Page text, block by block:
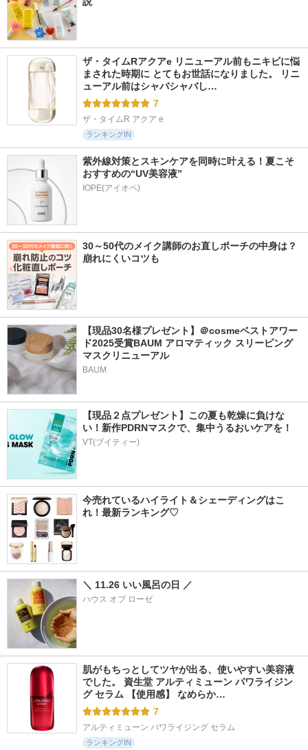
ザ・タイムRアクアe リニューアル前もニキビに悩
まされた時期に とてもお世話になりました。 リニ
ューアル前はシャバシャバし…
7
ザ・タイムR アクア e
ランキングIN
紫外線対策とスキンケアを同時に叶える！夏こそ
おすすめの“UV美容液”
IOPE(アイオペ)
30～50代のメイク講師のお直しポーチの中身は？
崩れにくいコツも
【現品30名様プレゼント】＠cosmeベストアワー
ド2025受賞BAUM アロマティック スリーピング
マスクリニューアル
BAUM
【現品２点プレゼント】この夏も乾燥に負けな
い！新作PDRNマスクで、集中うるおいケアを！
VT(ブイティー)
今売れているハイライト＆シェーディングはこ
れ！最新ランキング♡
＼ 11.26 いい風呂の日 ／
ハウス オブ ローゼ
肌がもちっとしてツヤが出る、使いやすい美容液
でした。 資生堂 アルティミューン パワライジン
グ セラム 【使用感】 なめらか…
7
アルティミューン パワライジング セラム
ランキングIN